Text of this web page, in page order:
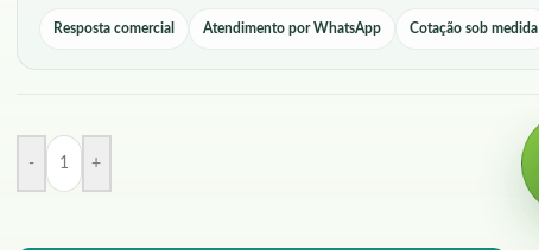
Resposta comercial Atendimento por WhatsApp Cotação sob medida
- +